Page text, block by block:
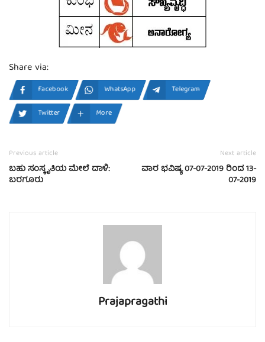
Share via:
Facebook WhatsApp
Telegram
Twitter
More
Previous article
ಬಹು ಸಂಸ್ಕೃತಿಯ ಮೇಲೆ ದಾಳಿ:
ಬರಗೂರು
Next article
ವಾರ ಭವಿಷ್ಯ 07-07-2019 ರಿಂದ 13-
07-2019
Prajapragathi